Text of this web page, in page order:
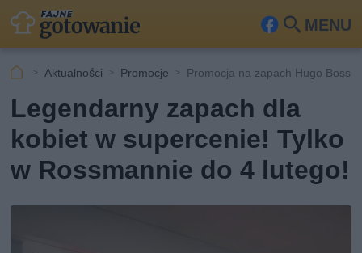
MENU
Fa
ook
Szu
kaj
Aktualności Promocje Promocja na zapach Hugo Boss
Legendarny zapach dla
kobiet w supercenie! Tylko
w Rossmannie do 4 lutego!